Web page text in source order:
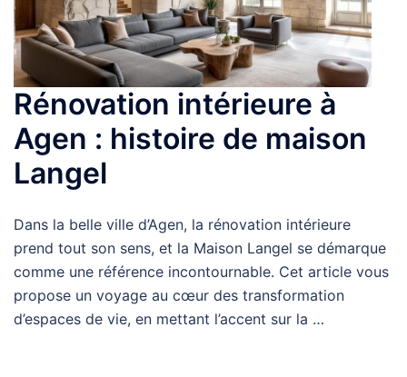
Rénovation intérieure à
Agen : histoire de maison
Langel
Dans la belle ville d’Agen, la rénovation intérieure
prend tout son sens, et la Maison Langel se démarque
comme une référence incontournable. Cet article vous
propose un voyage au cœur des transformation
d’espaces de vie, en mettant l’accent sur la …